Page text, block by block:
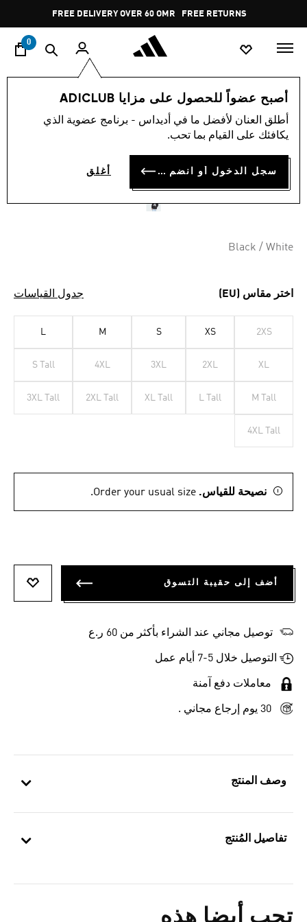
Pause
promotion
rotation
FREE DELIVERY OVER 60 OMR FREE RETURNS
0
أصبح عضواً للحصول على مزايا ADICLUB
أطلق العنان لأفضل ما في أديداس - برنامج عضوية الذي
يكافئك على القيام بما تحب.
سجل الدخول أو انضم الآن أغلق
وصف المنتج
تفاصيل المُنتج
الرجال ملابس
كنزة ESSENTIALS BIG LOGO
SINGLE JERSEY
OMR 26.25
Black / White
اختر مقاس (EU) جدول القياسات
2XS
XS
S
M
L
XL
2XL
3XL
4XL
S Tall
M Tall
L Tall
XL Tall
2XL Tall
3XL Tall
4XL Tall
نصيحة للقياس. Order your usual size.
أضف إلى حقيبة التسوق
توصيل مجاني عند الشراء بأكثر من 60 ر.ع
التوصيل خلال 5-7 أيام عمل
معاملات دفع آمنة